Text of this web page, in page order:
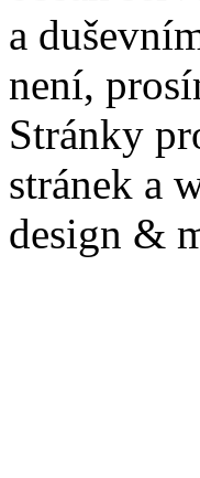
a
není,
Stránky
stránek a
design &